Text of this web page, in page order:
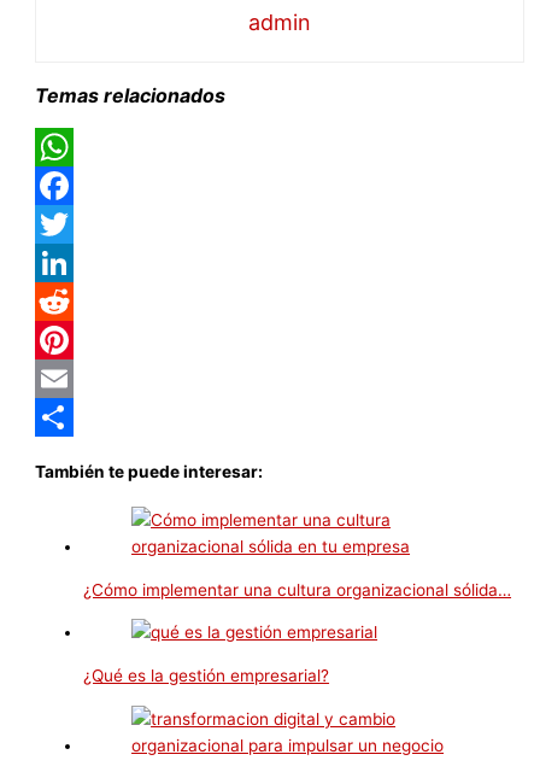
admin
Temas relacionados
WhatsApp
Facebook
Twitter
LinkedIn
Reddit
Pinterest
Email
También te puede interesar:
¿Cómo implementar una cultura organizacional sólida…
¿Qué es la gestión empresarial?